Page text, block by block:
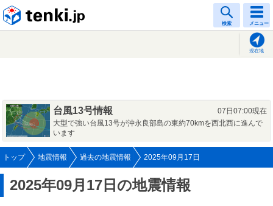
検索 メニュー
現在地
台風13号情報
07日07:00現在
大型で強い台風13号が沖永良部島の東約70kmを西北西に進んで
います
トップ 地震情報 過去の地震情報 2025年09月17日
2025年09月17日の地震情報